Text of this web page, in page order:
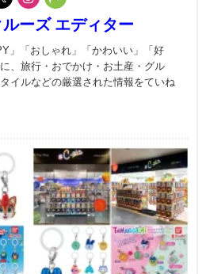
ーズ エディター
」「おしゃれ」「かわいい」「好
、旅行・おでかけ・お土産・グル
イルなどの厳選された情報をていね